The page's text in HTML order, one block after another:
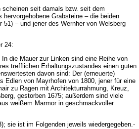
seit damals bzw. seit dem
Grabsteine – die beiden
– und jener des Wernher von Welsberg
24:
die Mauer zur Linken sind eine Reihe von
trefflichen Erhaltungszustandes einen guten
davon sind: Der (erneuerte)
Edlen von Mayrhofen von 1800, jener für eine
zu Ragen mit Architekturrahmung, Kreuz,
gestorben 1675; außerdem sind viele
weißem Marmor in geschmackvoller
sie ist im Folgenden jeweils wiedergegeben.-